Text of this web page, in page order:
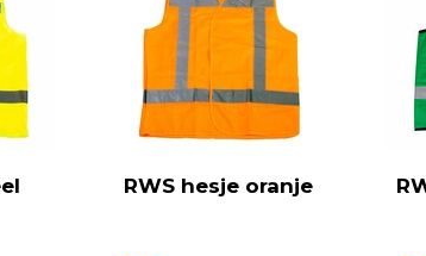
RWS hesje oranje